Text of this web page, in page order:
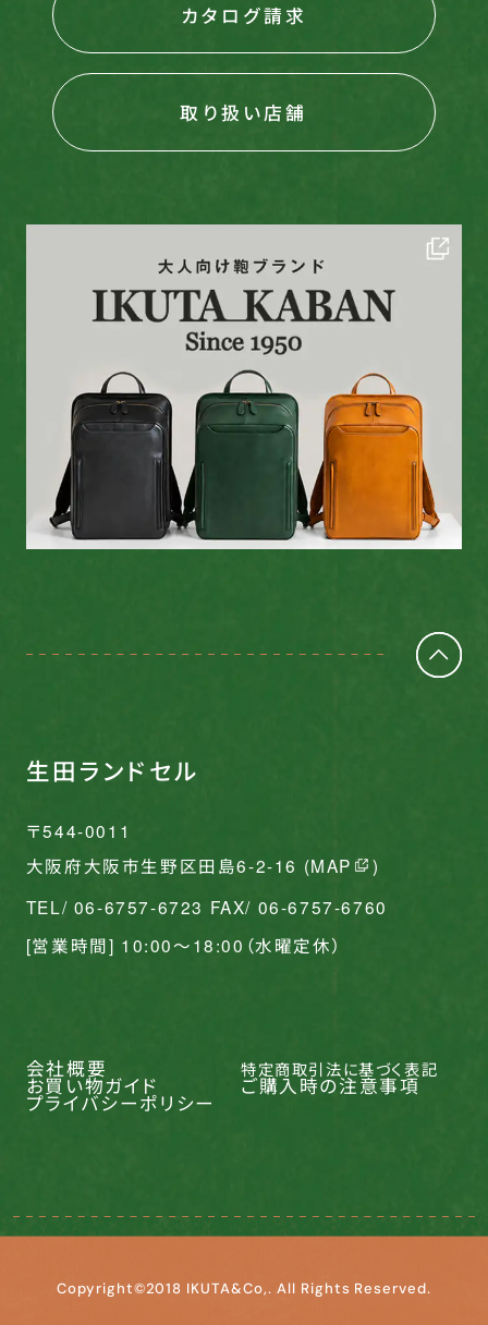
カタログ請求
取り扱い店舗
生田ランドセル
〒544-0011
大阪府大阪市生野区田島6-2-16 (MAP
)
TEL/ 06-6757-6723 FAX/ 06-6757-6760
[営業時間] 10:00〜18:00（水曜定休）
会社概要 特定商取引法に基づく表記
お買い物ガイド ご購入時の注意事項
プライバシーポリシー
Copyright©2018 IKUTA&Co,. All Rights Reserved.